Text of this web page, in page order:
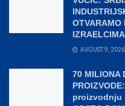
OTVARAMO
IZRAELCIMA
AVGUST 9, 2026
70 MILIONA
proizvodnju